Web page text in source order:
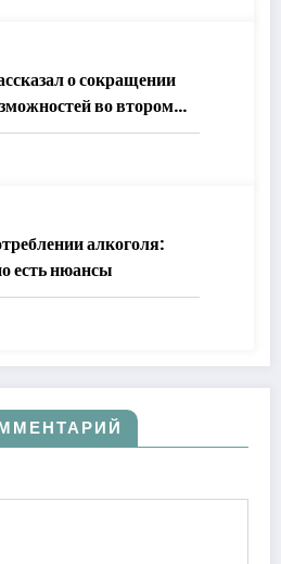
о сокращении
во втором
алкоголя:
есть нюансы